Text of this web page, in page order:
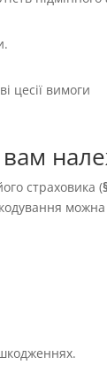
цесії вимоги
страховика (